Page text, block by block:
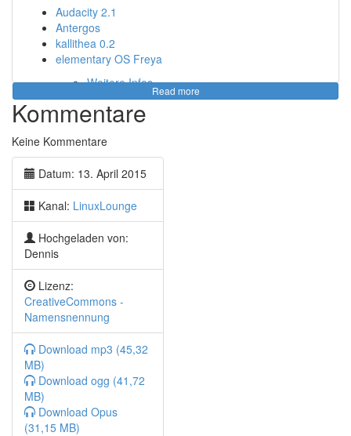
Audacity 2.1
Antergos
kallithea 0.2
elementary OS Freya
Weitere Infos
Tutanota
Newsflash
OpenHardware Synth
D* Dev review März
BQ Ubuntu Phone kann jetzt normal gekauft werden
Zockerecke
StarDrive 2
Flamberge
Kommando der Woche
[howdoi]https://github.com/gleitz/howdoi )
Tipps & Tricks
Linktipp: Drei Chinesen mit der for-Schleife
Mcabber
kaiwa
jingo
Read more
Kommentare
Keine Kommentare
Datum: 13. April 2015
Kanal: LinuxLounge
Hochgeladen von:
Dennis
Lizenz:
CreativeCommons -
Namensnennung
Download mp3 (45,32
MB)
Download ogg (41,72
MB)
Download Opus
(31,15 MB)